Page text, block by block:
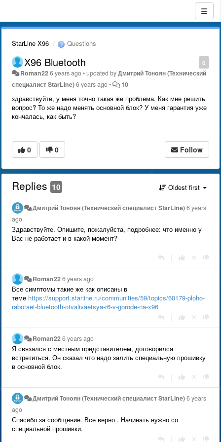
StarLine X96 Questions
0
X96 Bluetooth
Roman226 years ago•updated byДмитрий Тонoян (Технический
специалист StarLine)6 years ago• 10
здравствуйте, у меня точно такая же проблема. Как мне решить
вопрос? То же надо менять основной блок? У меня гарантия уже
кончалась, как быть?
0 0 Follow
Replies 10 Oldest first
Дмитрий Тонoян (Технический специалист StarLine)6 years
ago
Здравствуйте. Опишите, пожалуйста, подробнее: что именно у
Вас не работает и в какой момент?
Roman226 years ago
Все симптомы такие же как описаны в
теме https://support.starline.ru/communities/59/topics/60179-ploho-
rabotaet-bluetooth-otvalivaetsya-r6-v-gorode-na-x96
Roman226 years ago
Я связался с местным представителем, договорился
встретиться. Он сказал что надо залить специальную прошивку
в основной блок.
Дмитрий Тонoян (Технический специалист StarLine)6 years
ago
Спасибо за сообщение. Все верно . Начинать нужно со
специальной прошивки.